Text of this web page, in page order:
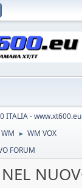
ITALIA - www.xt600.eu
► WM VOX
FORUM